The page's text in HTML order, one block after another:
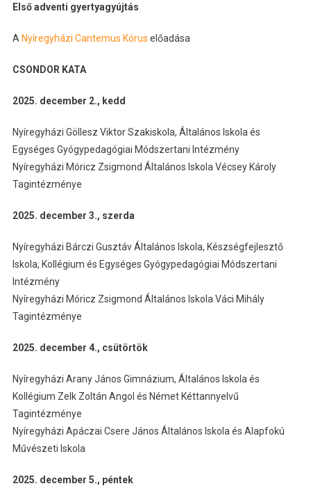
Első adventi gyertyagyújtás
A Nyíregyházi Cantemus Kórus előadása
CSONDOR KATA
2025. december 2., kedd
Nyíregyházi Göllesz Viktor Szakiskola, Általános Iskola és
Egységes Gyógypedagógiai Módszertani Intézmény
Nyíregyházi Móricz Zsigmond Általános Iskola Vécsey Károly
Tagintézménye
2025. december 3., szerda
Nyíregyházi Bárczi Gusztáv Általános Iskola, Készségfejlesztő
Iskola, Kollégium és Egységes Gyógypedagógiai Módszertani
Intézmény
Nyíregyházi Móricz Zsigmond Általános Iskola Váci Mihály
Tagintézménye
2025. december 4., csütörtök
Nyíregyházi Arany János Gimnázium, Általános Iskola és
Kollégium Zelk Zoltán Angol és Német Kéttannyelvű
Tagintézménye
Nyíregyházi Apáczai Csere János Általános Iskola és Alapfokú
Művészeti Iskola
2025. december 5., péntek